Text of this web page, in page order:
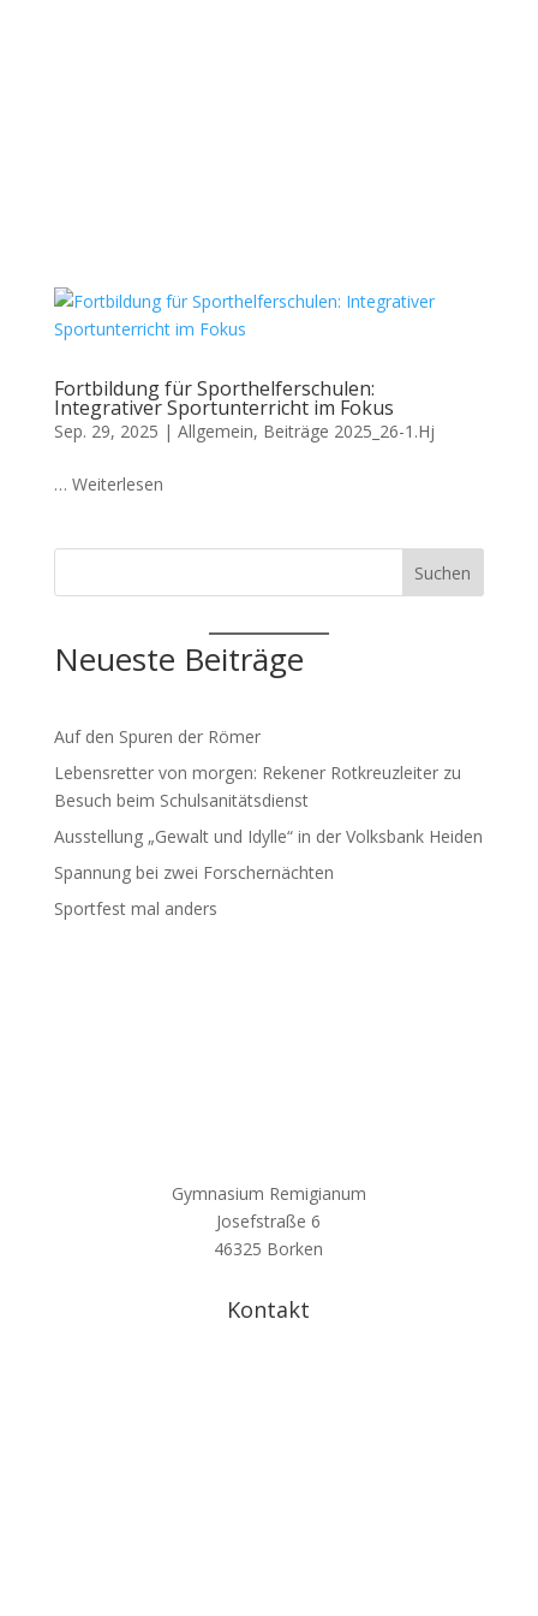
Fortbildung für Sporthelferschulen:
Integrativer Sportunterricht im Fokus
Sep. 29, 2025 | Allgemein, Beiträge 2025_26-1.Hj
… Weiterlesen
Suchen
Neueste Beiträge
Auf den Spuren der Römer
Lebensretter von morgen: Rekener Rotkreuzleiter zu
Besuch beim Schulsanitätsdienst
Ausstellung „Gewalt und Idylle“ in der Volksbank Heiden
Spannung bei zwei Forschernächten
Sportfest mal anders
Gymnasium Remigianum
Josefstraße 6
46325 Borken
Kontakt